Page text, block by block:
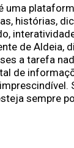
uma
histórias,
de Aldeia,
a tarefa
de
sempre